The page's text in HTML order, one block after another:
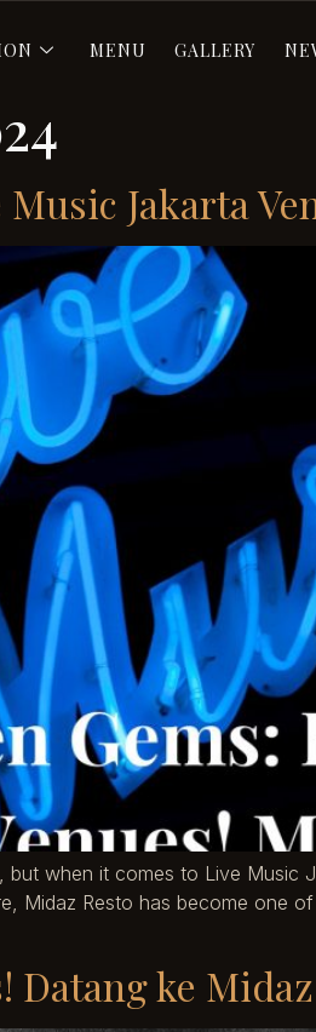
MENU GALLERY
Jakarta
when it comes to Live Music
Midaz Resto has become one
Datang ke